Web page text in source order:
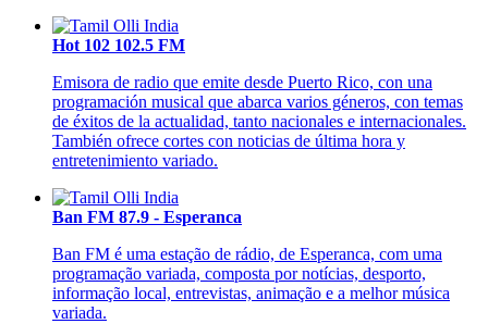
Hot 102 102.5 FM
Emisora de radio que emite desde Puerto Rico, con una
programación musical que abarca varios géneros, con temas
de éxitos de la actualidad, tanto nacionales e internacionales.
También ofrece cortes con noticias de última hora y
entretenimiento variado.
Ban FM 87.9 - Esperanca
Ban FM é uma estação de rádio, de Esperanca, com uma
programação variada, composta por notícias, desporto,
informação local, entrevistas, animação e a melhor música
variada.